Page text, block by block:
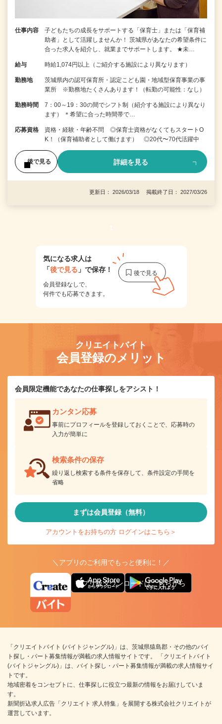
仕事内容
子どもたちの成長をサポートする「保育士」または「保育補
助者」として活躍しませんか！ 茨城県があなたの希望条件に
合った求人を紹介し、就業までサポートします。 ★未…
給与 時給1,074円以上（ご紹介する施設により異なります）
勤務地
茨城県内の認可保育所・認定こども園・地域型保育事業の事
業所 ※勤務地たくさんあります！（転勤の可能性：なし）
勤務時間
7：00～19：30の間でシフト制（紹介する施設により異なり
ます） ＊希望に合った時間帯で…
応募資格
資格・経験・年齢不問 ◎保育士資格がなくてもスタートO
K！（保育補助者として働けます） ◎20代〜70代活躍中
後で見る 詳細を見る
更新日： 2026/03/18 掲載終了日： 2027/03/26
1
気になる求人は
「後で見る 」で保存！
会員登録なしで、
何件でも応募できます。
クリエイトバイト
会員登録のメリット
会員限定機能であなたの仕事探しをアシスト！
カンタン応募
事前にプロフィールを登録しておくことで、応募時の
入力が簡単に
検索条件の保存
繰り返し検索する条件を保存して、条件設定の手間を
省略
まずは会員登録（無料）
アカウントをお持ちの方 ログインはこちら＞
＼アプリのご利用でもっと便利に！／
アプリ版ダウンロードはこちらから
「クリエイトバイト (バイトジャングル)」は、茨城県猿島郡・その他のバイ
ト探し・パート募集情報が満載の求人情報サイトです。 「クリエイトバイト
(バイトジャングル)」は、バイト探し・パート募集情報が満載の求人情報サイ
トです。
地域密着をコンセプトに、仕事探しに役立つ最新の情報をお届けしていま
す。
新聞折込求人広告「クリエイト 求人特集」を展開する株式会社クリエイトが
運営しています。